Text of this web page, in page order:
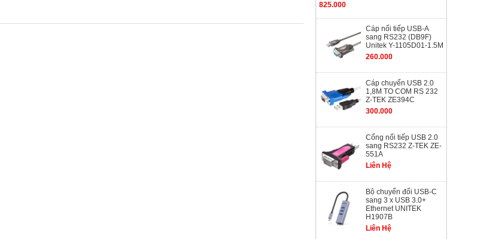
825.000
Cáp nối tiếp USB-A
sang RS232 (DB9F)
Unitek Y-1105D01-1.5M
260.000
Cáp chuyển USB 2.0
1,8M TO COM RS 232
Z-TEK ZE394C
300.000
Cổng nối tiếp USB 2.0
sang RS232 Z-TEK ZE-
551A
Liên Hệ
Bộ chuyển đổi USB-C
sang 3 x USB 3.0+
Ethernet UNITEK
H1907B
Liên Hệ